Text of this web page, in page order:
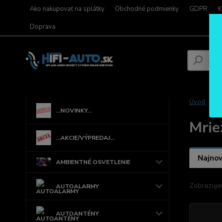
Ako nakupovať na splátky Obchodné podmienky GDPR
Doprava
...NOVINKY...
...AKCIE/VÝPREDAJ...
AMBIENTNÉ OSVETLENIE
AUTOALARMY
AUTOANTÉNY
Úvod